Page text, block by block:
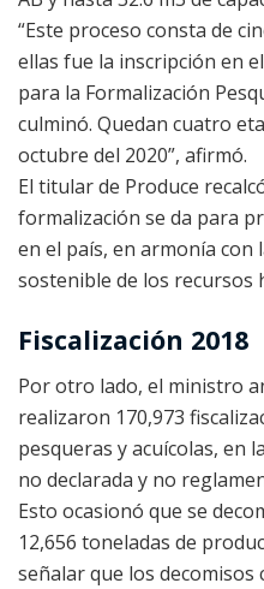
“Este proceso consta de
ellas fue la inscripción en
para la Formalización
culminó. Quedan cuatro
octubre del 2020”, afirmó.
El titular de Produce
formalización se da para
en el país, en armonía con
sostenible de los recursos
Fiscalización 2018
Por otro lado, el ministro
realizaron 170,973
pesqueras y acuícolas, en
no declarada y no
Esto ocasionó que se
12,656 toneladas de
señalar que los